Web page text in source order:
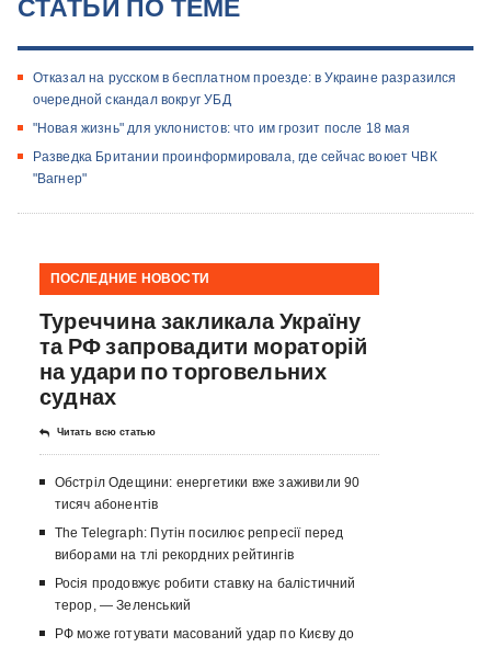
Отказал на русском в бесплатном проезде: в Украине разразился
очередной скандал вокруг УБД
"Новая жизнь" для уклонистов: что им грозит после 18 мая
Разведка Британии проинформировала, где сейчас воюет ЧВК
"Вагнер"
ПОСЛЕДНИЕ НОВОСТИ
Туреччина закликала Україну
та РФ запровадити мораторій
на удари по торговельних
суднах
Читать всю статью
Обстріл Одещини: енергетики вже заживили 90
тисяч абонентів
The Telegraph: Путін посилює репресії перед
виборами на тлі рекордних рейтингів
Росія продовжує робити ставку на балістичний
терор, — Зеленський
РФ може готувати масований удар по Києву до